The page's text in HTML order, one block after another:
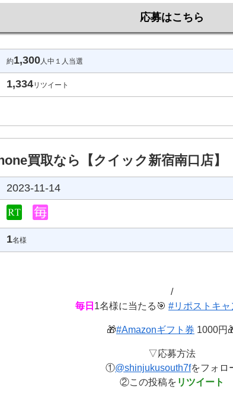
応募はこちら
約1,300 人中１人当選
1,334リツイート
買取なら【クイック新宿南口店】
2023-11-14
1名様
/
毎日 1名様に当たる🎯 #リポストキャ
🎁#Amazonギフト券 1000円
▽応募方法
①@shinjukusouth7fをフォロ
②この投稿を リツイート